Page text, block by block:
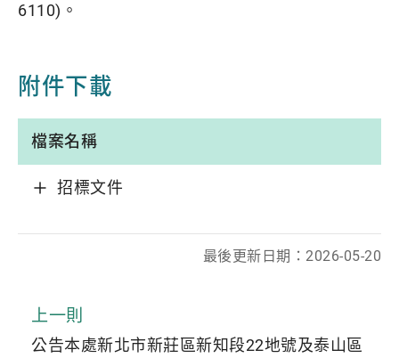
6110)。
附件下載
檔案名稱
招標文件
最後更新日期： 2026-05-20
上一則
公告本處新北市新莊區新知段22地號及泰山區